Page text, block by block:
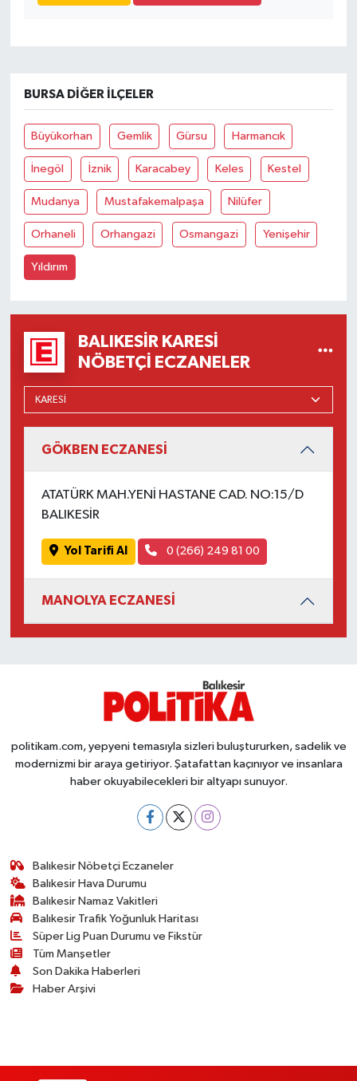
BURSA DIĞER İLÇELER
Büyükorhan Gemlik Gürsu Harmancık
İnegöl İznik Karacabey Keles Kestel
Mudanya Mustafakemalpaşa Nilüfer
Orhaneli Orhangazi Osmangazi Yenişehir
Yıldırım
BALIKESIR KARESI
NÖBETÇI ECZANELER
GÖKBEN ECZANESİ
ATATÜRK MAH.YENİ HASTANE CAD. NO:15/D
BALIKESİR
Yol Tarifi Al 0 (266) 249 81 00
MANOLYA ECZANESİ
politikam.com, yepyeni temasıyla sizleri buluştururken, sadelik ve
modernizmi bir araya getiriyor. Şatafattan kaçınıyor ve insanlara
haber okuyabilecekleri bir altyapı sunuyor.
Balıkesir Nöbetçi Eczaneler
Balıkesir Hava Durumu
Balıkesir Namaz Vakitleri
Balıkesir Trafik Yoğunluk Haritası
Süper Lig Puan Durumu ve Fikstür
Tüm Manşetler
Son Dakika Haberleri
Haber Arşivi
SAĞLIK
Savaştepe
SEYAHAT
SİYASET
Sındırgı
SÜRMANŞET
Trend
TÜRKİYE
YAŞAM